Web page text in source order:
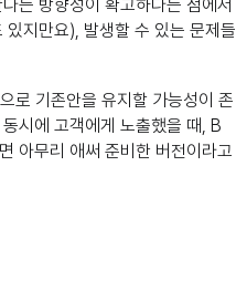
는 방향성이 확고하다는 점에서
지만요), 발생할 수 있는 문제들
로 기존안을 유지할 가능성이 존
시에 고객에게 노출했을 때, B
아무리 애써 준비한 버전이라고